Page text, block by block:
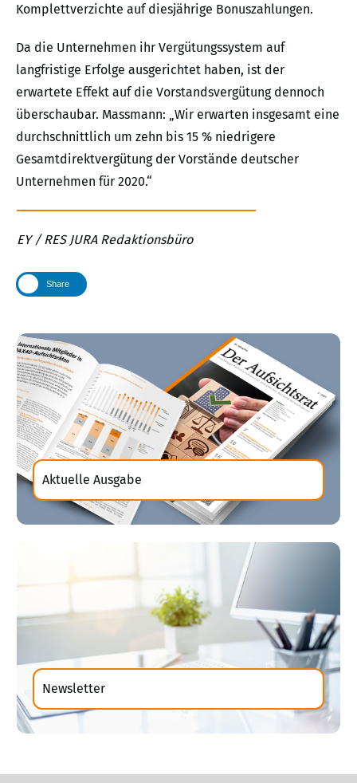
Komplettverzichte auf diesjährige Bonuszahlungen.
Da die Unternehmen ihr Vergütungssystem auf
langfristige Erfolge ausgerichtet haben, ist der
erwartete Effekt auf die Vorstandsvergütung dennoch
überschaubar. Massmann: „Wir erwarten insgesamt eine
durchschnittlich um zehn bis 15 % niedrigere
Gesamtdirektvergütung der Vorstände deutscher
Unternehmen für 2020.“
EY / RES JURA Redaktionsbüro
Share
Aktuelle Ausgabe
Newsletter